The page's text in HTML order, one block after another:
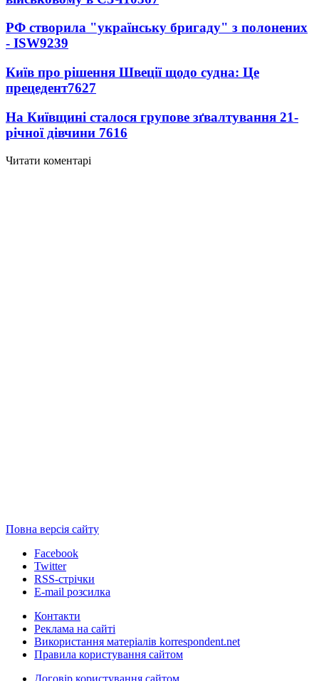
РФ створила "українську бригаду" з полонених
- ISW9239
Київ про рішення Швеції щодо судна: Це
прецедент7627
На Київщині сталося групове зґвалтування 21-
річної дівчини 7616
Читати коментарі
Повна версія сайту
Facebook
Twitter
RSS-стрічки
E-mail розсилка
Контакти
Реклама на сайті
Використання матеріалів korrespondent.net
Правила користування сайтом
Договір користування сайтом